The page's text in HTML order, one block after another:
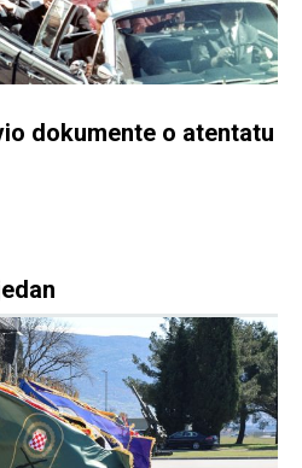
dokumente o atentatu